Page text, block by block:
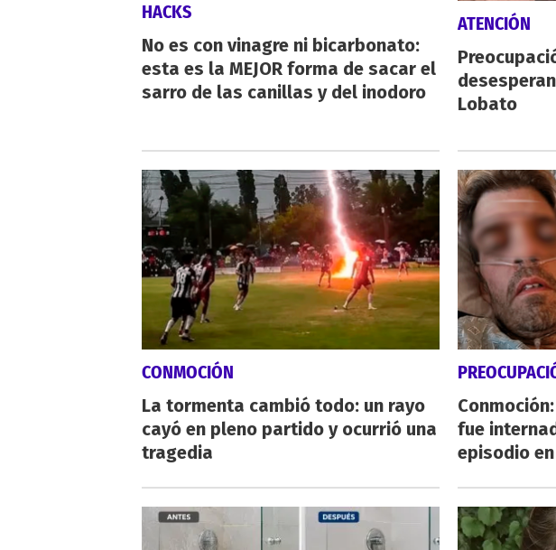
HACKS
No es con vinagre ni bicarbonato:
esta es la MEJOR forma de sacar el
sarro de las canillas y del inodoro
ATENCIÓN
Lobato
CONMOCIÓN
La tormenta cambió todo: un rayo
cayó en pleno partido y ocurrió una
tragedia
fue
episodio